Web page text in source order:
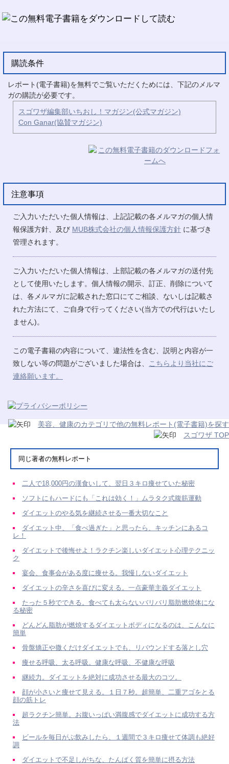
購読条件
レポート(電子書籍)を無料でご覧いただくためには、下記のメルマ
ガの購読が必要です。
スゴワザ編集部いちおし！マガジン(公式マガジン)
Con Ganar(協賛マガジン)
注意事項
ご入力いただいた個人情報は、上記記載の各メルマガの個人情
報保護方針、及び MUB株式会社の個人情報保護方針 に基づき
管理されます。
ご入力いただいた個人情報は、上部記載の各メルマガの送付先
として使用いたします。個人情報の開示、訂正、削除について
は、各メルマガに記載された窓口にてご相談、ないしは記載さ
れた方法にて、ご自身で行ってください(当方での代行はいたし
ません)。
この電子書籍の内容について、違法性を含む、説明と内容が一
致しない等の問題がございました場合は、
こちらより当社にご
連絡願います。
美容、健康のカテゴリで他の無料レポート(電子書籍)を探す
スゴワザ TOP
同じ著者の無料レポート
二人で18,000円の漢食いして、翌日３キロ痩せていた秘密
ソフトにもハードにも「これは効く！」ムラタク式腹筋運動
ダイエットのやる気を継続させる一番大切なこと
ダイエット中、「食べ過ぎた」と思ったら、キッチンにあるコ
レ！
ダイエットで後悔せよ！ラクチン楽しいダイエット心理テクニッ
ク
宴会、食事会がある度に痩せる。我慢しないダイエット
ダイエットの辛さを喜びに変える。一点豪華主義ダイエット
たった５秒でできる。食べても太らないバリバリ脂肪燃焼体にな
る秘密
どんどん脂肪が燃焼するダイエットボディになるのは、こんなに
簡単
骨盤矯正や撒くだけダイエットでも、リバウンドする落とし穴
痩せる呼吸、太る呼吸。健康な呼吸、不健康な呼吸
継続力。ダイエットを絶対に成功させる最大のコツ。
顔が小さいと痩せて見える。１日７秒。超簡単、二重アゴをとる
顔の筋トレ
超ラクチン簡単。お腹いっぱい満腹感でダイエットに成功する方
法
ビールを毎日がぶ飲みしたら、１週間で３キロ痩せて体調も絶好
調
ダイエットで不足しがちな、たんぱく質を簡単に摂る方法